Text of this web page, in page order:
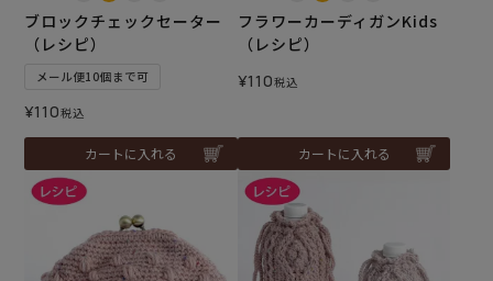
ブロックチェックセーター
（レシピ）
メール便10個まで可
¥110税込
カートに入れる
フラワーカーディガンKids
（レシピ）
¥110税込
カートに入れる